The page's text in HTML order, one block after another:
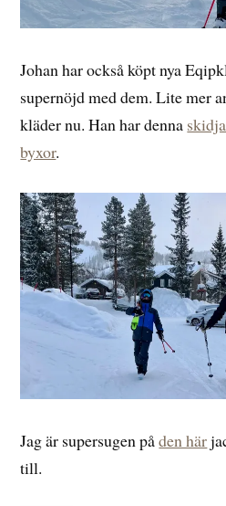
Johan har också köpt nya
supernöjd med dem. Lite mer
kläder nu. Han har denna
byxor.
Jag är supersugen påden här
till.